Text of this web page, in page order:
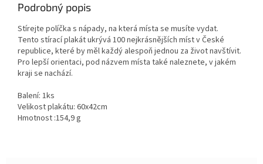
Podrobný popis
Stírejte políčka s nápady, na která místa se musíte vydat.
Tento stírací plakát ukrývá 100 nejkrásnějších míst v České
republice, které by měl každý alespoň jednou za život navštívit.
Pro lepší orientaci, pod názvem místa také naleznete, v jakém
kraji se nachází.
Balení: 1ks
Velikost plakátu: 60x42cm
Hmotnost :154,9 g